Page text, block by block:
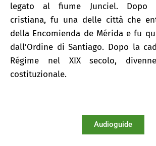
legato al fiume Junciel. Dopo
cristiana, fu una delle città che
della Encomienda de Mérida e fu
dall’Ordine di Santiago. Dopo la
Régime nel XIX secolo,
costituzionale.
Audioguide